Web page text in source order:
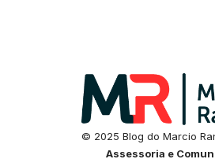
© 2025 Blog do Marcio
Assessoria e